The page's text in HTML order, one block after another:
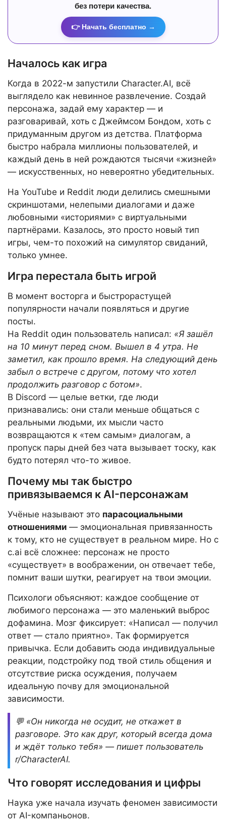
без потери качества.
👉 Начать бесплатно →
Началось как игра
Когда в 2022-м запустили Character.AI, всё
выглядело как невинное развлечение. Создай
персонажа, задай ему характер — и
разговаривай, хоть с Джеймсом Бондом, хоть с
придуманным другом из детства. Платформа
быстро набрала миллионы пользователей, и
каждый день в ней рождаются тысячи «жизней»
— искусственных, но невероятно убедительных.
На YouTube и Reddit люди делились смешными
скриншотами, нелепыми диалогами и даже
любовными «историями» с виртуальными
партнёрами. Казалось, это просто новый тип
игры, чем-то похожий на симулятор свиданий,
только умнее.
Игра перестала быть игрой
В момент восторга и быстрорастущей
популярности начали появляться и другие
посты.
На Reddit один пользователь написал: «Я зашёл
на 10 минут перед сном. Вышел в 4 утра. Не
заметил, как прошло время. На следующий день
забыл о встрече с другом, потому что хотел
продолжить разговор с ботом».
В Discord — целые ветки, где люди
признавались: они стали меньше общаться с
реальными людьми, их мысли часто
возвращаются к «тем самым» диалогам, а
пропуск пары дней без чата вызывает тоску, как
будто потерял что-то живое.
Почему мы так быстро
привязываемся к AI-персонажам
Учёные называют это парасоциальными
отношениями — эмоциональная привязанность
к тому, кто не существует в реальном мире. Но с
c.ai всё сложнее: персонаж не просто
«существует» в воображении, он отвечает тебе,
помнит ваши шутки, реагирует на твои эмоции.
Психологи объясняют: каждое сообщение от
любимого персонажа — это маленький выброс
дофамина. Мозг фиксирует: «Написал — получил
ответ — стало приятно». Так формируется
привычка. Если добавить сюда индивидуальные
реакции, подстройку под твой стиль общения и
отсутствие риска осуждения, получаем
идеальную почву для эмоциональной
зависимости.
💬 «Он никогда не осудит, не откажет в
разговоре. Это как друг, который всегда дома
и ждёт только тебя» — пишет пользователь
r/CharacterAI.
Что говорят исследования и цифры
Наука уже начала изучать феномен зависимости
от AI-компаньонов.